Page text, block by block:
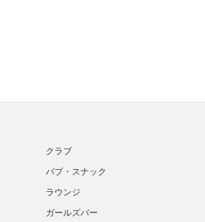
クラブ
パブ・スナック
ラウンジ
ガールズバー